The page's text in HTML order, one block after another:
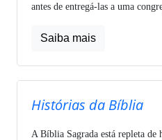
antes de entregá-las a uma
Saiba mais
Histórias da Bíblia
A Bíblia Sagrada está repleta de